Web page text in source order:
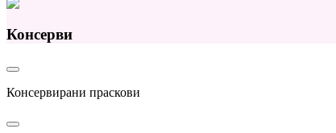
Консерви
Консервирани праскови